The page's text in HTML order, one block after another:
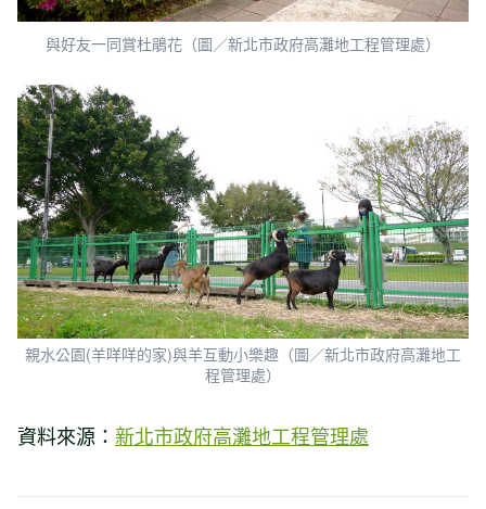
與好友一同賞杜鵑花（圖／新北市政府高灘地工程管理處）
親水公園(羊咩咩的家)與羊互動小樂趣（圖／新北市政府高灘地工
程管理處）
資料來源： 新北市政府高灘地工程管理處